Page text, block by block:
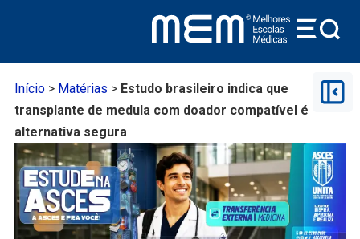
Início> Matérias > Estudo brasileiro indica que
transplante de medula com doador compatível é
alternativa segura